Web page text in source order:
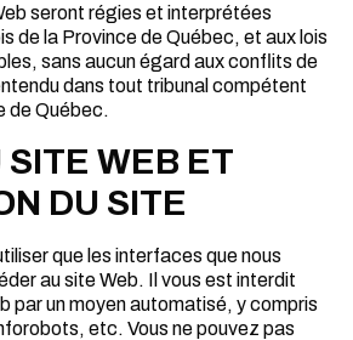
seront régies et interprétées
de la Province de Québec, et aux lois
sans aucun égard aux conflits de
dans tout tribunal compétent
de Québec.
SITE WEB ET
DU SITE
que les interfaces que nous
au site Web. Il vous est interdit
par un moyen automatisé, y compris
etc. Vous ne pouvez pas